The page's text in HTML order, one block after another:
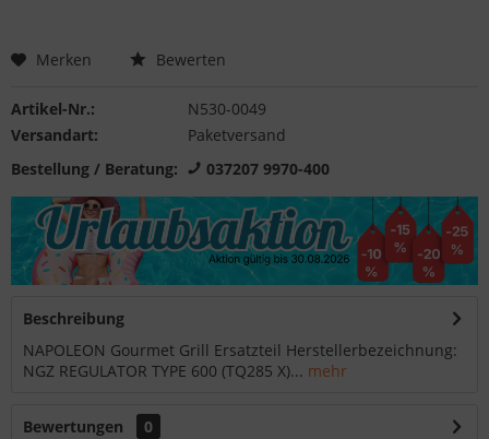
Merken Bewerten
Artikel-Nr.:
N530-0049
Versandart:
Paketversand
Bestellung / Beratung:
037207 9970-400
Beschreibung
NAPOLEON Gourmet Grill Ersatzteil Herstellerbezeichnung:
NGZ REGULATOR TYPE 600 (TQ285 X)... mehr
Bewertungen
0